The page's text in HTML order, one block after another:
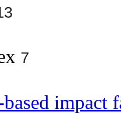
7
impact